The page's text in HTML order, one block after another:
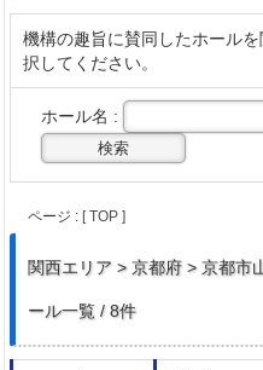
機構の趣旨に賛同したホール
択してください。
ホール名 :
ページ : [ TOP ]
関西エリア > 京都府 > 京都市
ール一覧 / 8件